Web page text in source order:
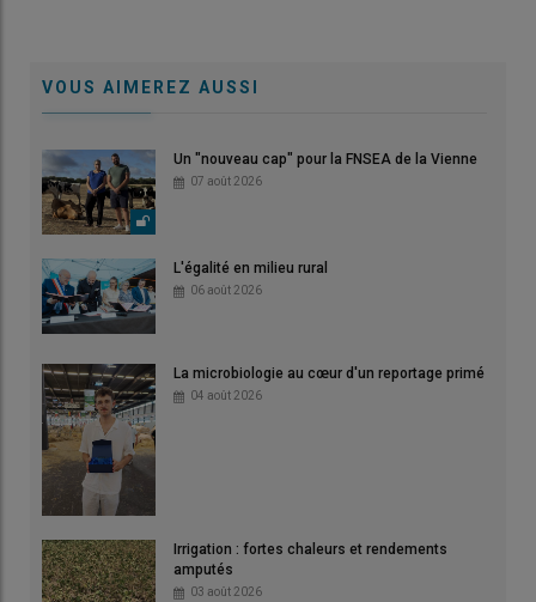
VOUS AIMEREZ AUSSI
Un "nouveau cap" pour la FNSEA de la Vienne
07 août 2026
L'égalité en milieu rural
06 août 2026
La microbiologie au cœur d'un reportage primé
04 août 2026
Irrigation : fortes chaleurs et rendements
amputés
03 août 2026